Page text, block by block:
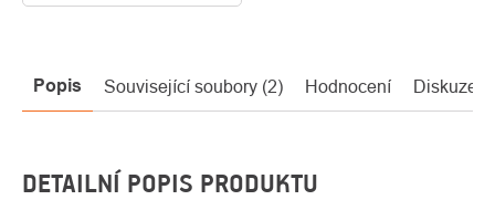
Popis Související soubory (2) Hodnocení Diskuze
DETAILNÍ POPIS PRODUKTU